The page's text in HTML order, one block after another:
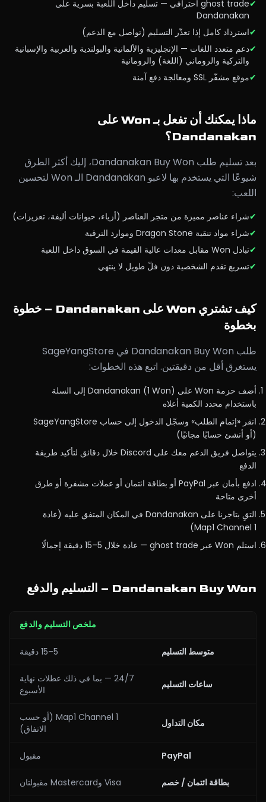
✔
ghost trade احترافي — تسليم داخل اللعبة بسرية على
Dandanakan
✔استرداد كامل إذا تعذّر التسليم (تواصل مع الدعم)
✔دعم متعدد اللغات — الإنجليزية والألمانية والبولندية والعربية والإسبانية
والتركية والروماني (اللغة) والرومانية
✔موقع مشفّر SSL ومعالجة دفع آمنة
ماذا يمكنك أن تفعل بـ Won على
Dandanakan؟
بعد تسليم طلب Dandanakan Buy Won، إليك أكثر الطرق
شيوعًا التي يستخدم بها لاعبو Dandanakan الـ Won لتحسين
اللعب:
✔شراء عناصر مميزة من متجر العناصر (أزياء، حيوانات أليفة، تعزيزات)
✔شراء مواد تنقية Dragon Stone وموارد الترقية
✔تبادل Won مقابل معدات عالية القيمة في السوق داخل اللعبة
✔تسريع تقدم الشخصية دون فلّ طويل لا ينتهي
كيف تشتري Won على Dandanakan – خطوة
بخطوة
طلب Dandanakan Buy Won في SageYangStore
يستغرق أقل من دقيقتين. اتبع هذه الخطوات:
أضف حزمة Won على Dandanakan (1 Won) إلى السلة
باستخدام محدد الكمية أعلاه
انقر «إتمام الطلب» وسجّل الدخول إلى حساب SageYangStore
(أو أنشئ حسابًا مجانيًا)
يتواصل فريق الدعم معك على Discord خلال دقائق لتأكيد طريقة
الدفع
ادفع بأمان عبر PayPal أو بطاقة ائتمان أو عملات مشفرة أو طرق
أخرى متاحة
التقِ بتاجرنا على Dandanakan في المكان المتفق عليه (عادة
Map1 Channel 1)
استلم Won عبر ghost trade — عادة خلال 5–15 دقيقة إجمالًا
Dandanakan Buy Won – التسليم والدفع
ملخص التسليم والدفع
متوسط التسليم 5–15 دقيقة
ساعات التسليم
24/7 — بما في ذلك عطلات نهاية
الأسبوع
مكان التداول
Map1 Channel 1 (أو حسب
الاتفاق)
PayPal مقبول
بطاقة ائتمان / خصم Visa وMastercard مقبولتان